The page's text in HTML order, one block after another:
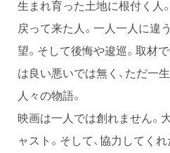
生まれ育った土地に根付く人
戻って来た人。一人一人に違
望。そして後悔や逡巡。取材
は良い悪いでは無く、ただ一
人々の物語。
映画は一人では創れません。
ャスト。そして、協力してく